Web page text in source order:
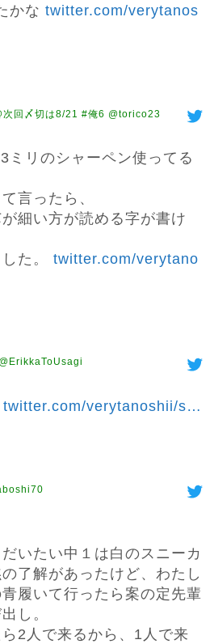
かな twitter.com/verytanos
次回〆切は8/21 #俺6 @torico23
ミリのシャーペン使ってる
言ったら、
が細い方が読める字が書け
た。 twitter.com/verytano
twitter.com/verytanoshii/s…
いたい中１は白のスニーカ
了解があったけど、わたし
履いて行ったら案の定先輩
し。
2人で来るから、1人で来